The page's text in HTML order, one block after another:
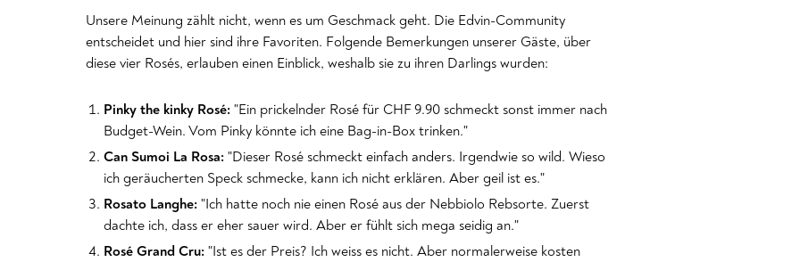
Unsere Meinung zählt nicht, wenn es um Geschmack geht. Die Edvin-Community
entscheidet und hier sind ihre Favoriten. Folgende Bemerkungen unserer Gäste, über
diese vier Rosés, erlauben einen Einblick, weshalb sie zu ihren Darlings wurden:
Pinky the kinky Rosé: "Ein prickelnder Rosé für CHF 9.90 schmeckt sonst immer nach
Budget-Wein. Vom Pinky könnte ich eine Bag-in-Box trinken."
Can Sumoi La Rosa: "Dieser Rosé schmeckt einfach anders. Irgendwie so wild. Wieso
ich geräucherten Speck schmecke, kann ich nicht erklären. Aber geil ist es."
Rosato Langhe: "Ich hatte noch nie einen Rosé aus der Nebbiolo Rebsorte. Zuerst
dachte ich, dass er eher sauer wird. Aber er fühlt sich mega seidig an."
Rosé Grand Cru: "Ist es der Preis? Ich weiss es nicht. Aber normalerweise kosten